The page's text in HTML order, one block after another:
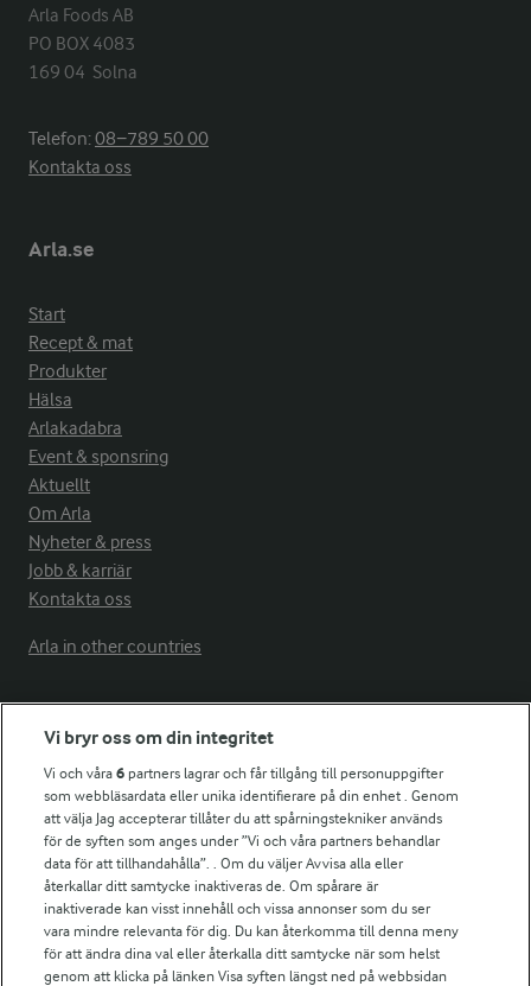
Arla Foods AB
PO BOX 4083
169 04  Solna
Telefon:08−789 50 00
Kontakta oss
Arla.se
Start
Recept & mat
Produkter
Hälsa
Arlakadabra
Event & sponsring
Aktuellt
Om Arla
Nyheter & press
Jobb & karriär
Kontakta oss
Arla in other countries
Fler Arlasajter
För ägare
Arlas kundportal
Arla.com
Falbygdens Ost
Arla webbshop
Bildbank
Vi bryr oss om din integritet
Vi och våra6 partners lagrar och får tillgång till personuppgifter
som webbläsardata eller unika identifierare på din enhet . Genom
att välja Jag accepterar tillåter du att spårningstekniker används
för de syften som anges under ”Vi och våra partners behandlar
data för att tillhandahålla”. . Om du väljer Avvisa alla eller
återkallar ditt samtycke inaktiveras de. Om spårare är
inaktiverade kan visst innehåll och vissa annonser som du ser
vara mindre relevanta för dig. Du kan återkomma till denna meny
för att ändra dina val eller återkalla ditt samtycke när som helst
genom att klicka på länken Visa syften längst ned på webbsidan